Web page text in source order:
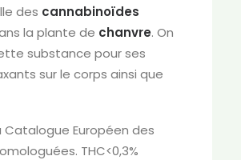
des cannabinoïdes
la plante de chanvre. On
substance pour ses
sur le corps ainsi que
Catalogue Européen des
THC<0,3%